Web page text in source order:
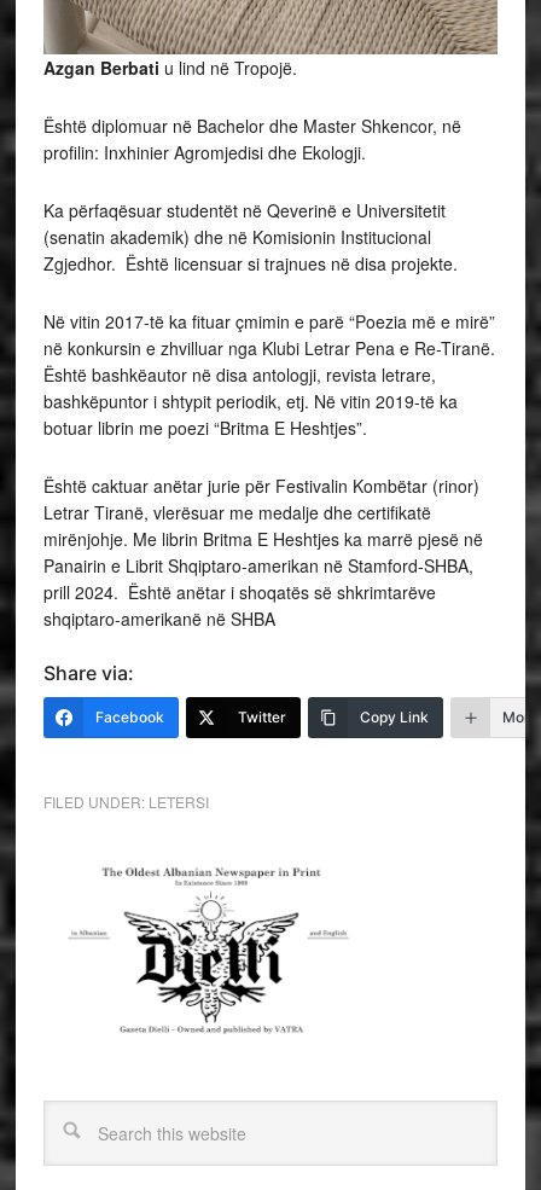
Azgan Berbati u lind në Tropojë.
Është diplomuar në Bachelor dhe Master Shkencor, në
profilin: Inxhinier Agromjedisi dhe Ekologji.
Ka përfaqësuar studentët në Qeverinë e Universitetit
(senatin akademik) dhe në Komisionin Institucional
Zgjedhor. Është licensuar si trajnues në disa projekte.
Në vitin 2017-të ka fituar çmimin e parë “Poezia më e mirë”
në konkursin e zhvilluar nga Klubi Letrar Pena e Re-Tiranë.
Është bashkëautor në disa antologji, revista letrare,
bashkëpuntor i shtypit periodik, etj. Në vitin 2019-të ka
botuar librin me poezi “Britma E Heshtjes”.
Është caktuar anëtar jurie për Festivalin Kombëtar (rinor)
Letrar Tiranë, vlerësuar me medalje dhe certifikatë
mirënjohje. Me librin Britma E Heshtjes ka marrë pjesë në
Panairin e Librit Shqiptaro-amerikan në Stamford-SHBA,
prill 2024. Është anëtar i shoqatës së shkrimtarëve
shqiptaro-amerikanë në SHBA
Share via:
Facebook Twitter Copy Link More
FILED UNDER: LETERSI